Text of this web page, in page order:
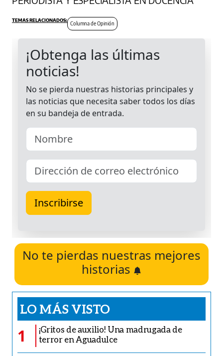
Columna de Opinión
No te pierdas nuestras mejores
historias
LO MÁS VISTO
1
¡Gritos de auxilio! Una madrugada de
terror en Aguadulce